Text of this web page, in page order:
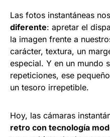
Las fotos instantáneas
diferente: apretar el
la imagen frente a
carácter, textura, un
especial. Y en un mundo
repeticiones, ese
un tesoro irrepetible.
Hoy, las cámaras
retro con tecnología